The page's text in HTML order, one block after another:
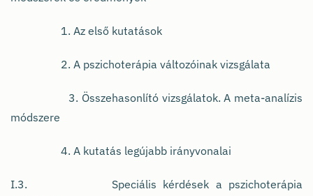
1. Az első kutatások
2. A pszichoterápia változóinak vizsgálata
3. Összehasonlító vizsgálatok. A meta-analízis
módszere
4. A kutatás legújabb irányvonalai
I.3. Speciális kérdések a pszichoterápia